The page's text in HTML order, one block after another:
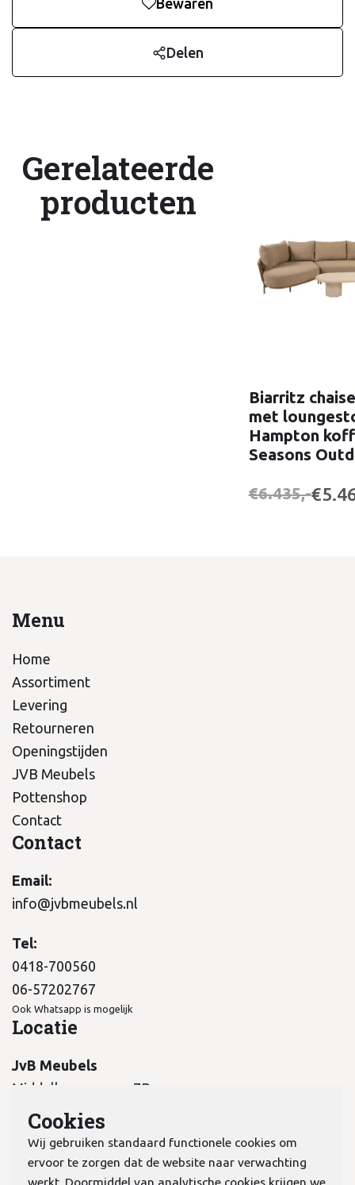
Bewaren
Delen
Gerelateerde
producten
Biarritz
met
Hampton
Seasons
€6.435,-
Menu
Home
Assortiment
Levering
Retourneren
Openingstijden
JVB Meubels
Pottenshop
Contact
Contact
Email:
info@jvbmeubels.nl
Tel:
0418-700560
06-57202767
Ook Whatsapp is mogelijk
Locatie
JvB Meubels
Middelkampseweg 7B
5311 PC Gameren
Cookies
Wij gebruiken standaard functionele cookies om
ervoor te zorgen dat de website naar verwachting
werkt. Doormiddel van analytische cookies krijgen we